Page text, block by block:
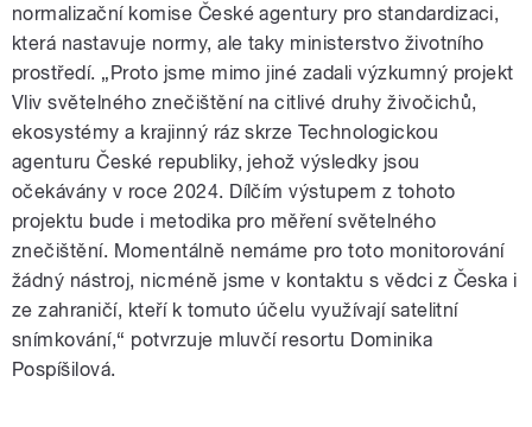
normalizační komise České agentury pro standardizaci,
která nastavuje normy, ale taky ministerstvo životního
prostředí. „Proto jsme mimo jiné zadali výzkumný projekt
Vliv světelného znečištění na citlivé druhy živočichů,
ekosystémy a krajinný ráz skrze Technologickou
agenturu České republiky, jehož výsledky jsou
očekávány v roce 2024. Dílčím výstupem z tohoto
projektu bude i metodika pro měření světelného
znečištění. Momentálně nemáme pro toto monitorování
žádný nástroj, nicméně jsme v kontaktu s vědci z Česka i
ze zahraničí, kteří k tomuto účelu využívají satelitní
snímkování,“ potvrzuje mluvčí resortu Dominika
Pospíšilová.